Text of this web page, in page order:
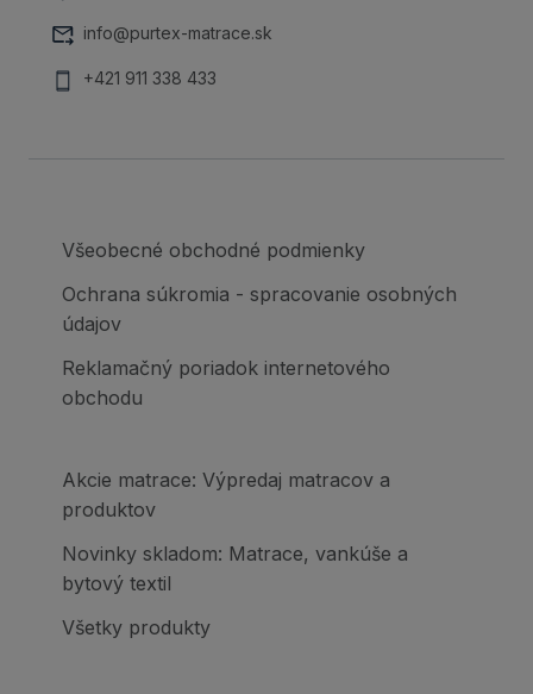
info@purtex-matrace.sk
+421 911 338 433
Všeobecné obchodné podmienky
Ochrana súkromia - spracovanie osobných
údajov
Reklamačný poriadok internetového
obchodu
Akcie matrace: Výpredaj matracov a
produktov
Novinky skladom: Matrace, vankúše a
bytový textil
Všetky produkty